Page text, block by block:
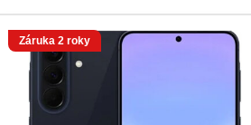
Záruka 2 roky